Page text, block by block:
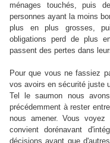
ménages touchés, puis
personnes ayant la moins
plus en plus grosses,
obligations perd de plus
passent des pertes dans
Pour que vous ne fassiez
vos avoirs en sécurité juste
Tel le saumon nous
précédemment à rester
nous amener. Vous
convient dorénavant
décisions avant que